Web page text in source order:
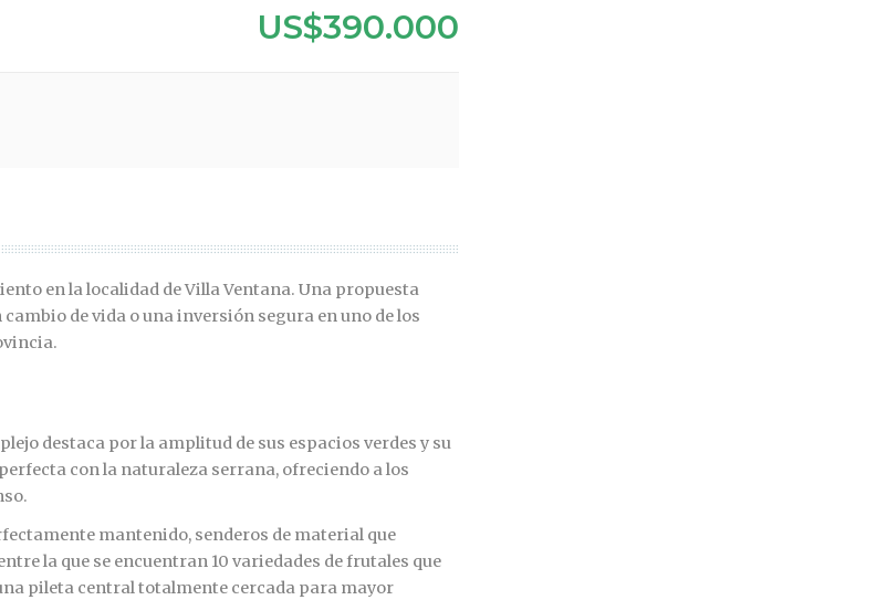
US$390.000
en la localidad de Villa Ventana. Una propuesta
de vida o una inversión segura en uno de los
destaca por la amplitud de sus espacios verdes y su
con la naturaleza serrana, ofreciendo a los
mantenido, senderos de material que
la que se encuentran 10 variedades de frutales que
pileta central totalmente cercada para mayor